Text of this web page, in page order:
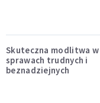
Skuteczna modlitwa w
sprawach trudnych i
beznadziejnych